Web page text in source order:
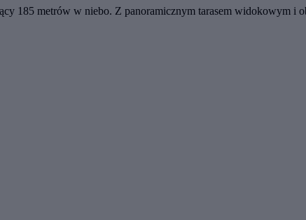
185 metrów w niebo. Z panoramicznym tarasem widokowym